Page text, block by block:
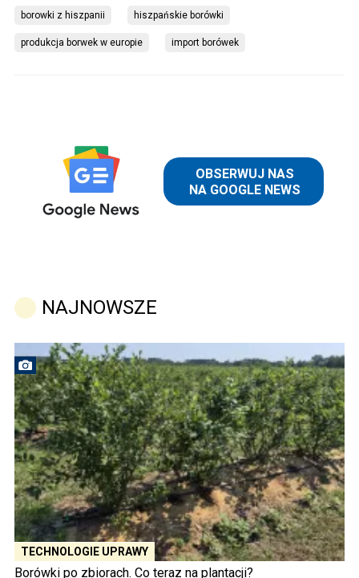
borowki z hiszpanii hiszpańskie borówki
produkcja borwek w europie import borówek
NAJNOWSZE
TECHNOLOGIE UPRAWY
Borówki po zbiorach. Co teraz na plantacji?